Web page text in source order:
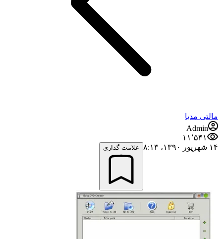
مالتی مدیا
Admin
۱۱٬۵۴۱
۱۴ شهریور ۱۳۹۰،‏ ۸:۱۳
علامت گذاری